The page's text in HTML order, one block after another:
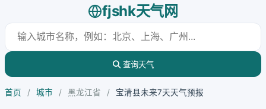
fjshk天气网
查询天气
首页 / 城市 / 黑龙江省 / 宝清县未来7天天气预报